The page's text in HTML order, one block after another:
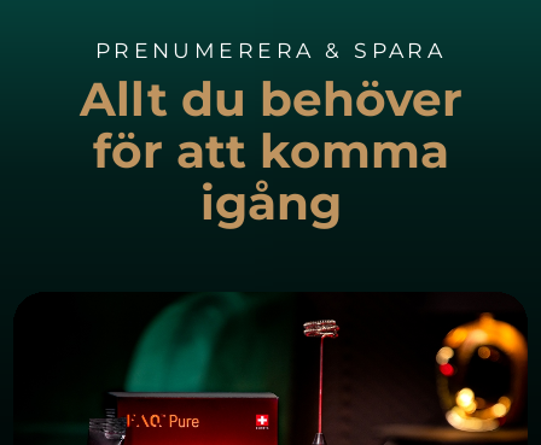
PRENUMERERA & SPARA
Allt du behöver
för att komma
igång